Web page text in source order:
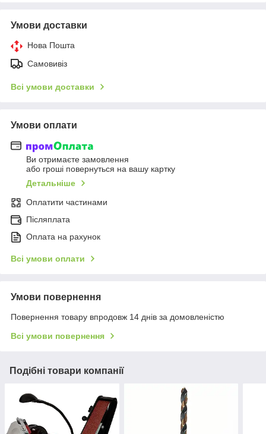
Умови доставки
Нова Пошта
Самовивіз
Всі умови доставки
Умови оплати
Ви отримаєте замовлення
або гроші повернуться на вашу картку
Детальніше
Оплатити частинами
Післяплата
Оплата на рахунок
Всі умови оплати
Умови повернення
Повернення товару впродовж 14 днів за домовленістю
Всі умови повернення
Подібні товари компанії